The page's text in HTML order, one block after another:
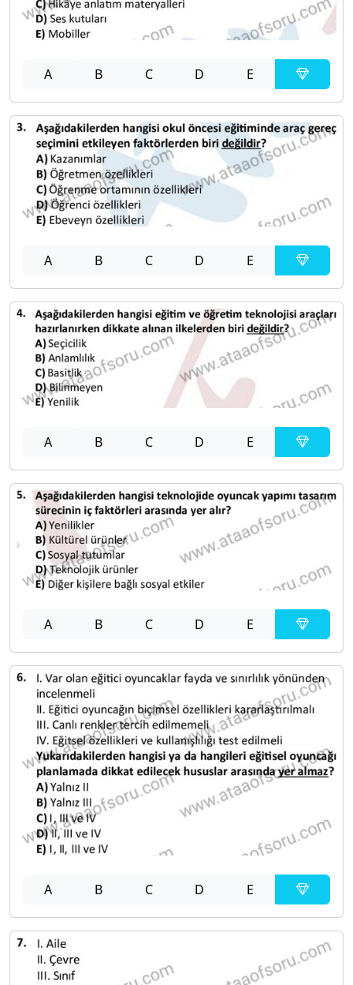
A B C D E
A B C D E
A B C D E
A B C D E
A B C D E